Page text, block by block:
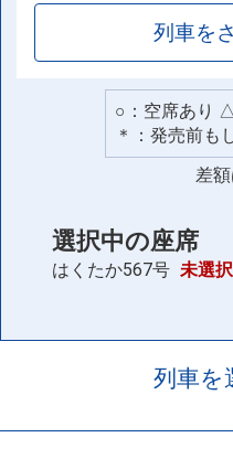
列車を
○：空席あり
＊：発売前も
差
選択中の座席
はくたか567号 未選択
列車を